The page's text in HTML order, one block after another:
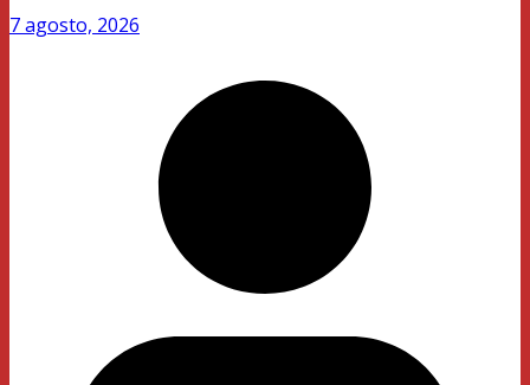
7 agosto, 2026